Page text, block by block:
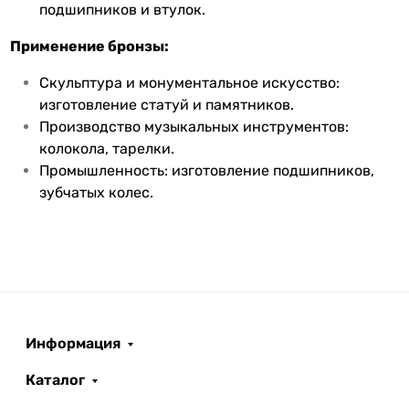
подшипников и втулок.
Применение бронзы:
Скульптура и монументальное искусство:
изготовление статуй и памятников.
Производство музыкальных инструментов:
колокола, тарелки.
Промышленность: изготовление подшипников,
зубчатых колес.
Информация
Каталог